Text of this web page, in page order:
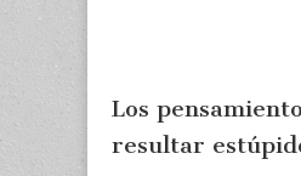
Los
resultar